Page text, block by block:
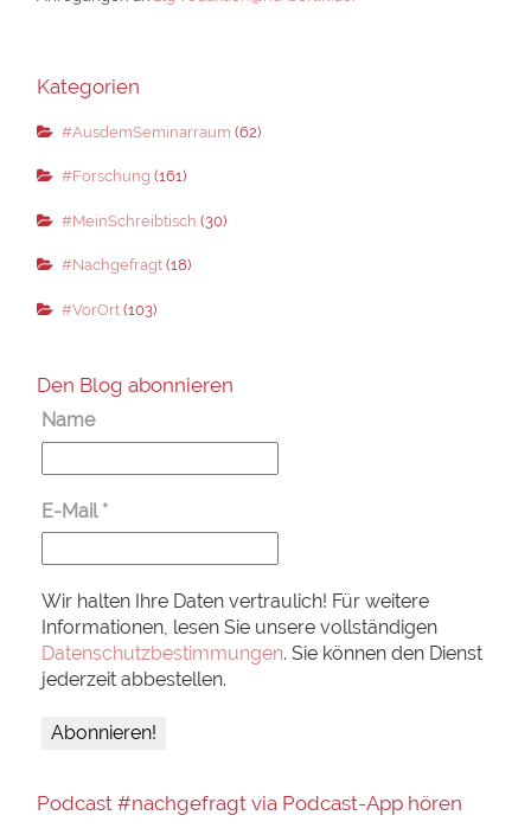
Kategorien
#AusdemSeminarraum (62)
#Forschung (161)
#MeinSchreibtisch (30)
#Nachgefragt(18)
#VorOrt(103)
Den Blog abonnieren
Name
E-Mail *
Wir halten Ihre Daten vertraulich! Für weitere
Informationen, lesen Sie unsere vollständigen
Datenschutzbestimmungen. Sie können den Dienst
jederzeit abbestellen.
Podcast #nachgefragt via Podcast-App hören